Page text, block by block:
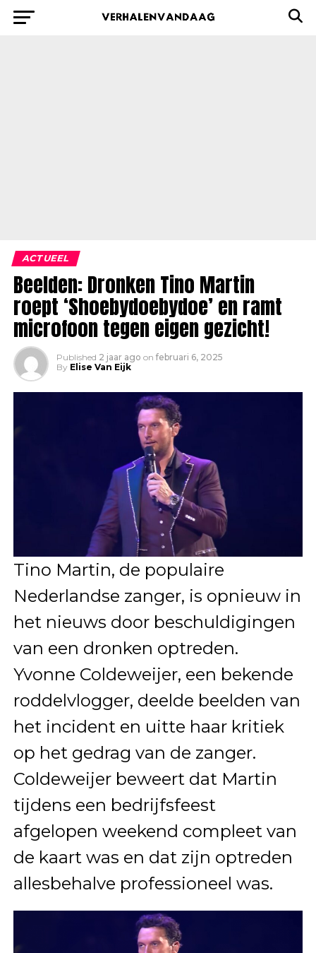
ACTUEEL
Beelden: Dronken Tino Martin
roept ‘Shoebydoebydoe’ en ramt
microfoon tegen eigen gezicht!
Published 2 jaar ago on februari 6, 2025
By Elise Van Eijk
Tino Martin, de populaire
Nederlandse zanger, is opnieuw in
het nieuws door beschuldigingen
van een dronken optreden.
Yvonne Coldeweijer, een bekende
roddelvlogger, deelde beelden van
het incident en uitte haar kritiek
op het gedrag van de zanger.
Coldeweijer beweert dat Martin
tijdens een bedrijfsfeest
afgelopen weekend compleet van
de kaart was en dat zijn optreden
allesbehalve professioneel was.